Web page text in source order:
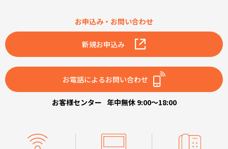
お申込み・お問い合わせ
新規お申込み
お電話によるお問い合わせ
お客様センター 年中無休 9:00～18:00